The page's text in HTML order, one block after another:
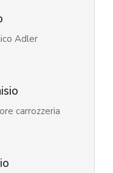
Adler
carrozzeria